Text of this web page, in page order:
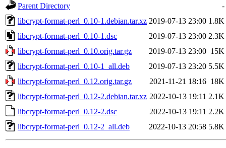
Parent Directory
-
libcrypt-format-perl_0.10-1.debian.tar.xz 2019-07-13 23:00 1.8K
libcrypt-format-perl_0.10-1.dsc
2019-07-13 23:00 2.3K
libcrypt-format-perl_0.10.orig.tar.gz
2019-07-13 23:00 15K
libcrypt-format-perl_0.10-1_all.deb
2019-07-13 23:20 5.5K
libcrypt-format-perl_0.12.orig.tar.gz
2021-11-21 18:16 18K
libcrypt-format-perl_0.12-2.debian.tar.xz 2022-10-13 19:11 2.1K
libcrypt-format-perl_0.12-2.dsc
2022-10-13 19:11 2.2K
libcrypt-format-perl_0.12-2_all.deb
2022-10-13 20:58 5.8K